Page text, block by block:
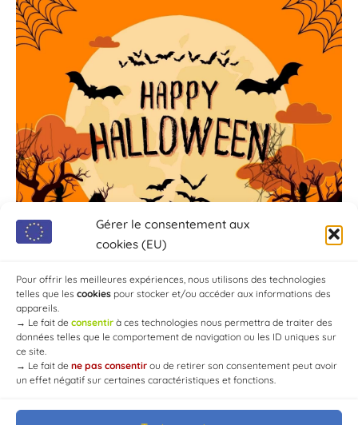
Gérer le consentement aux
cookies (EU)
Pour offrir les meilleures expériences, nous utilisons des technologies
telles que les cookies pour stocker et/ou accéder aux informations des
appareils.
→ Le fait de consentir à ces technologies nous permettra de traiter des
données telles que le comportement de navigation ou les ID uniques sur
ce site.
→ Le fait de ne pas consentir ou de retirer son consentement peut avoir
un effet négatif sur certaines caractéristiques et fonctions.